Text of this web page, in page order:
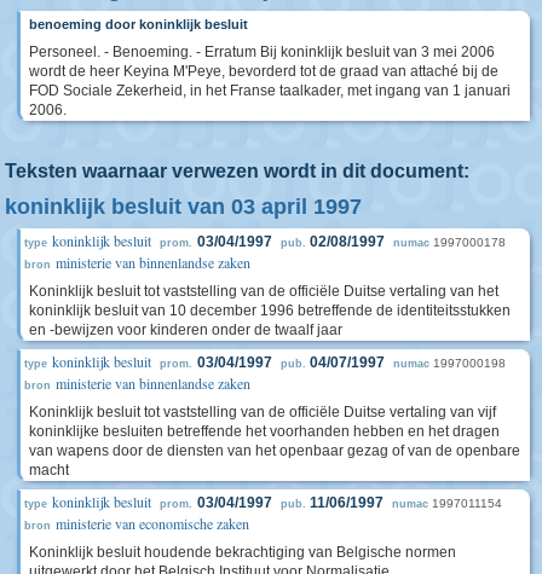
benoeming door koninklijk besluit
Personeel. - Benoeming. - Erratum Bij koninklijk besluit van 3 mei 2006
wordt de heer Keyina M'Peye, bevorderd tot de graad van attaché bij de
FOD Sociale Zekerheid, in het Franse taalkader, met ingang van 1 januari
2006.
Teksten waarnaar verwezen wordt in dit document:
koninklijk besluit van 03 april 1997
type koninklijk besluit prom. 03/04/1997 pub. 02/08/1997 numac 1997000178
bron ministerie van binnenlandse zaken
Koninklijk besluit tot vaststelling van de officiële Duitse vertaling van het
koninklijk besluit van 10 december 1996 betreffende de identiteitsstukken
en -bewijzen voor kinderen onder de twaalf jaar
type koninklijk besluit prom. 03/04/1997 pub. 04/07/1997 numac 1997000198
bron ministerie van binnenlandse zaken
Koninklijk besluit tot vaststelling van de officiële Duitse vertaling van vijf
koninklijke besluiten betreffende het voorhanden hebben en het dragen
van wapens door de diensten van het openbaar gezag of van de openbare
macht
type koninklijk besluit prom. 03/04/1997 pub. 11/06/1997 numac 1997011154
bron ministerie van economische zaken
Koninklijk besluit houdende bekrachtiging van Belgische normen